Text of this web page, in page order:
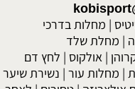
| מחלות בדרכי
| מחלת שלד
| אולקוס | לחץ דם
| מחלות עור | נשירת שיער